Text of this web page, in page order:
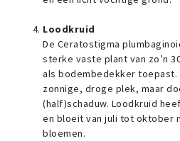
Loodkruid
De Ceratostigma
sterke vaste plant van zo’n
als bodembedekker toepast.
zonnige, droge plek, maar
(half)schaduw. Loodkruid
en bloeit van juli tot oktober
bloemen.